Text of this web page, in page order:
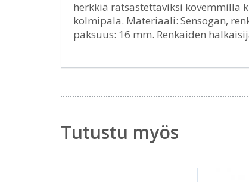
herkkiä ratsastettaviksi kovemmilla
kolmipala. Materiaali: Sensogan,
paksuus: 16 mm. Renkaiden
Tutustu myös